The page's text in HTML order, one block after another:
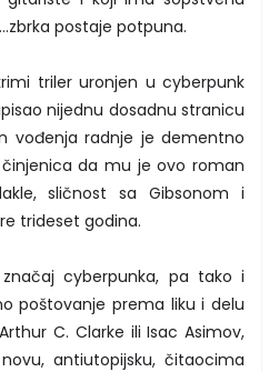
postaje potpuna.
triler uronjen u cyberpunk
nijednu dosadnu stranicu
vođenja radnje je dementno
da mu je ovo roman
sličnost sa Gibsonom i
trideset godina.
cyberpunka, pa tako i
poštovanje prema liku i delu
C. Clarke ili Isac Asimov,
antiutopijsku, čitaocima